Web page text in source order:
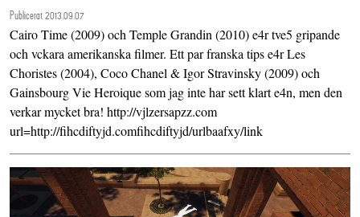
Publicerat 2013.09.07
Cairo Time (2009) och Temple Grandin (2010) e4r tve5 gripande
och vckara amerikanska filmer. Ett par franska tips e4r Les
Choristes (2004), Coco Chanel & Igor Stravinsky (2009) och
Gainsbourg Vie Heroique som jag inte har sett klart e4n, men den
verkar mycket bra! http://vjlzersapzz.com
url=http://fihcdiftyjd.comfihcdiftyjd/urlbaafxy/link